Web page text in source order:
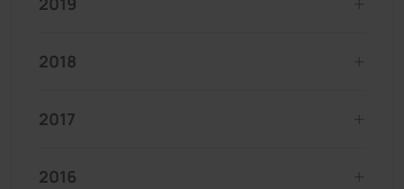
2018
2017
2016